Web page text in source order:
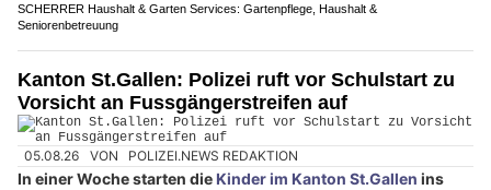
SCHERRER Haushalt & Garten Services: Gartenpflege, Haushalt &
Seniorenbetreuung
Kanton St.Gallen: Polizei ruft vor Schulstart zu
Vorsicht an Fussgängerstreifen auf
05.08.26 VON POLIZEI.NEWS REDAKTION
In einer Woche starten die Kinder im Kanton St.Gallen ins